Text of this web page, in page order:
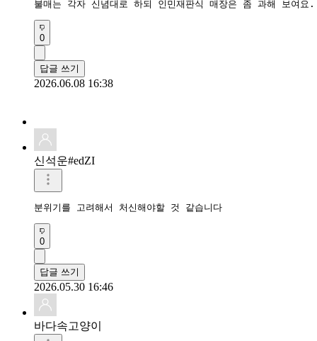
불매는 각자 신념대로 하되 인민재판식 매장은 좀 과해 보여
0
답글 쓰기
2026.06.08 16:38
신석운#edZI
분위기를 고려해서 처신해야할 것 같습니다
0
답글 쓰기
2026.05.30 16:46
바다속고양이